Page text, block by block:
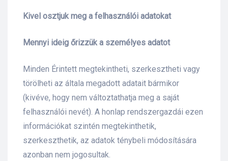
Kivel osztjuk meg a felhasználói adatokat
Mennyi ideig őrizzük a személyes adatot
Minden Érintett megtekintheti, szerkesztheti vagy
törölheti az általa megadott adatait bármikor
(kivéve, hogy nem változtathatja meg a saját
felhasználói nevét). A honlap rendszergazdái ezen
információkat szintén megtekinthetik,
szerkeszthetik, az adatok ténybeli módosítására
azonban nem jogosultak.